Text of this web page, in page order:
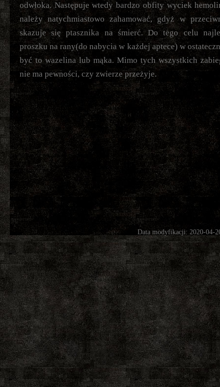
odwłoka. Następuje wtedy bardzo obfity wyciek
należy natychmiastowo zahamować, gdyż w
skazuje się ptasznika na śmierć. Do tego celu
proszku na rany(do nabycia w każdej aptece) w
być to wazelina lub mąka. Mimo tych wszystkich
nie ma pewności, czy zwierze przeżyje.
Data modyfikacji: 2020-04-